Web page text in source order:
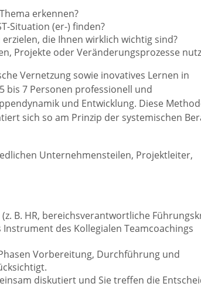
erkennen?
Situation (er-) finden?
die Ihnen wirklich wichtig sind?
Projekte oder Veränderungsprozesse
Vernetzung sowie inovatives Lernen in
bis 7 Personen professionell und
und Entwicklung. Diese
sich so am Prinzip der systemischen
Unternehmensteilen, Projektleiter,
B. HR, bereichsverantwortliche
des Kollegialen Teamcoachings
Vorbereitung, Durchführung und
diskutiert und Sie treffen die